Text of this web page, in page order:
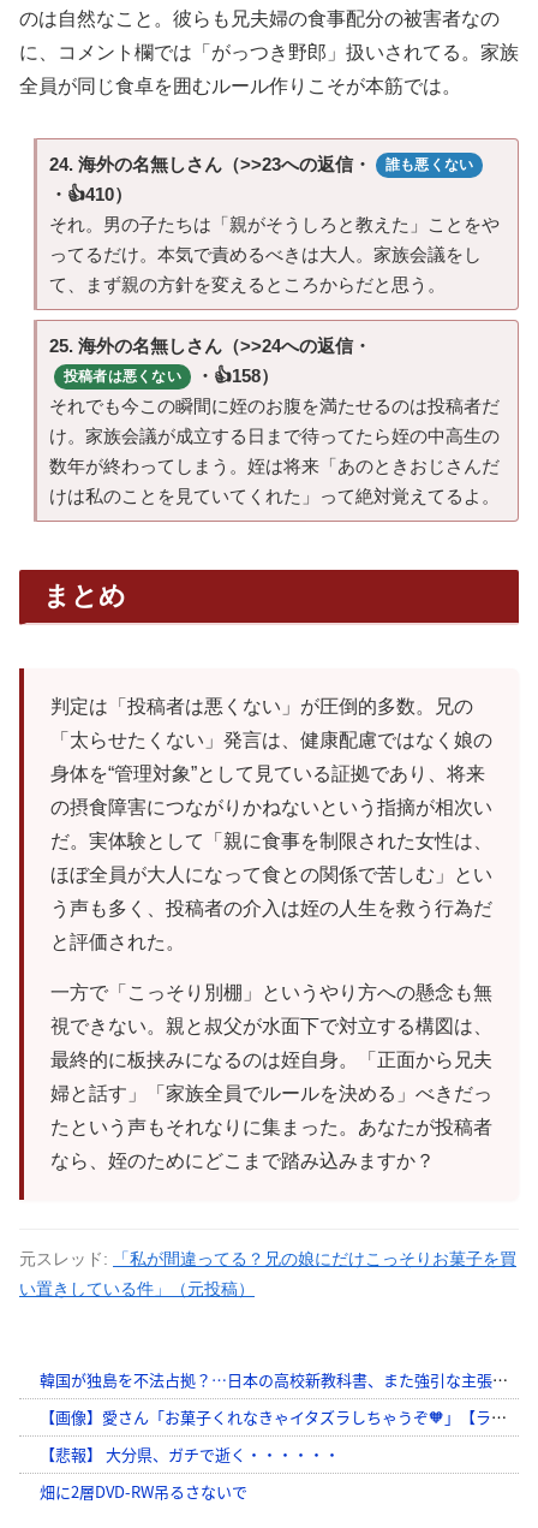
のは自然なこと。彼らも兄夫婦の食事配分の被害者なの
に、コメント欄では「がっつき野郎」扱いされてる。家族
全員が同じ食卓を囲むルール作りこそが本筋では。
24. 海外の名無しさん（>>23への返信・ 誰も悪くない
・👍410）
それ。男の子たちは「親がそうしろと教えた」ことをや
ってるだけ。本気で責めるべきは大人。家族会議をし
て、まず親の方針を変えるところからだと思う。
25. 海外の名無しさん（>>24への返信・
投稿者は悪くない
・👍158）
それでも今この瞬間に姪のお腹を満たせるのは投稿者だ
け。家族会議が成立する日まで待ってたら姪の中高生の
数年が終わってしまう。姪は将来「あのときおじさんだ
けは私のことを見ていてくれた」って絶対覚えてるよ。
まとめ
判定は「投稿者は悪くない」が圧倒的多数。兄の
「太らせたくない」発言は、健康配慮ではなく娘の
身体を“管理対象”として見ている証拠であり、将来
の摂食障害につながりかねないという指摘が相次い
だ。実体験として「親に食事を制限された女性は、
ほぼ全員が大人になって食との関係で苦しむ」とい
う声も多く、投稿者の介入は姪の人生を救う行為だ
と評価された。
一方で「こっそり別棚」というやり方への懸念も無
視できない。親と叔父が水面下で対立する構図は、
最終的に板挟みになるのは姪自身。「正面から兄夫
婦と話す」「家族全員でルールを決める」べきだっ
たという声もそれなりに集まった。あなたが投稿者
なら、姪のためにどこまで踏み込みますか？
元スレッド:
「私が間違ってる？兄の娘にだけこっそりお菓子を買
い置きしている件」（元投稿）